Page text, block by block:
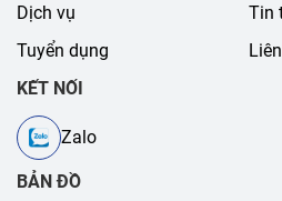
Dịch vụ
Tin
Tuyển dụng
KẾT NỐI
Zalo
BẢN ĐỒ